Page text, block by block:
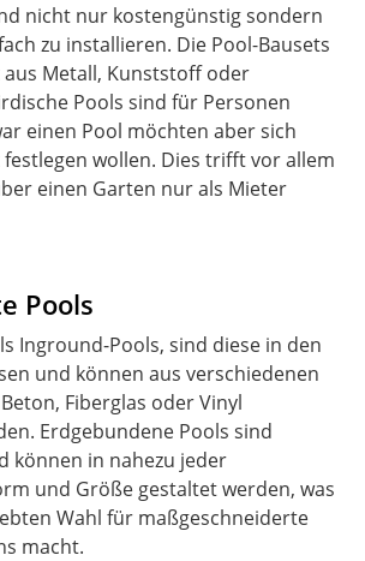
nicht nur kostengünstig sondern
zu installieren. Die Pool-Bausets
Metall, Kunststoff oder
Pools sind für Personen
einen Pool möchten aber sich
wollen. Dies trifft vor allem
einen Garten nur als Mieter
Pools
Inground-Pools, sind diese in den
und können aus verschiedenen
Fiberglas oder Vinyl
Erdgebundene Pools sind
können in nahezu jeder
und Größe gestaltet werden, was
Wahl für maßgeschneiderte
macht.